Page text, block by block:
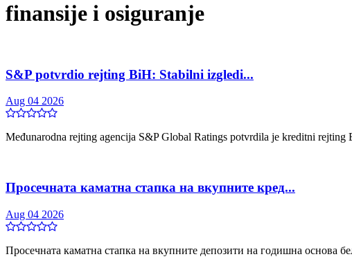
finansije i osiguranje
S&P potvrdio rejting BiH: Stabilni izgledi...
Aug 04 2026
Međunarodna rejting agencija S&P Global Ratings potvrdila je kreditni rejting
Просечната каматна стапка на вкупните кред...
Aug 04 2026
Просечната каматна стапка на вкупните депозити на годишна основа